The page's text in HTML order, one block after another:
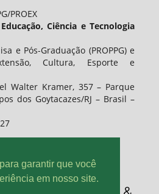
garantir que você
em nosso site.
PROEX
Ciência e Tecnologia
e Pós-Graduação (PROPPG) e
Cultura, Esporte e
Walter Kramer, 357 – Parque
dos Goytacazes/RJ – Brasil –